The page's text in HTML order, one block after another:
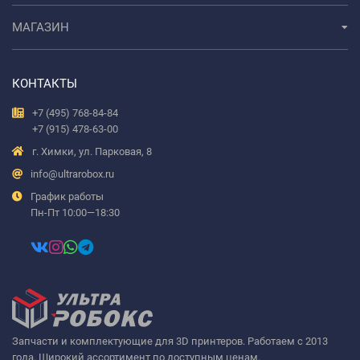
Запчасти и комплектующие для 3D принтеров. Работаем с 2013
года. Широкий ассортимент по доступным ценам.
МАГАЗИН
КОНТАКТЫ
+7 (495) 768-84-84
+7 (915) 478-63-00
г. Химки, ул. Парковая, 8
info@ultrarobox.ru
График работы
Пн-Пт 10:00—18:30